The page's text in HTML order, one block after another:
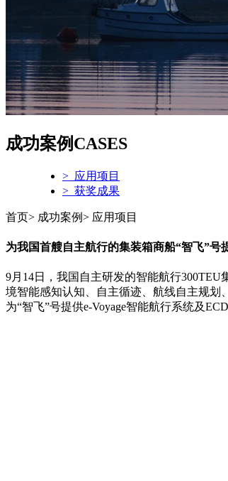
成功案例CASES
> 应用项目
> 获奖成果
首页> 成功案例> 应用项目
为我国首艘自主航行的集装箱商船“智飞”号
9月14日，我国自主研发的智能航行
境智能感知认知、自主循迹、航线自主规划
为“智飞”号提供e-Voyage智能航行系统及